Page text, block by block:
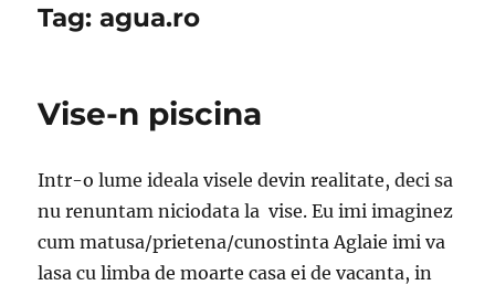
Tag:agua.ro
Vise-n piscina
Intr-o lume ideala visele devin realitate, deci sa
nu renuntam niciodata la vise. Eu imi imaginez
cum matusa/prietena/cunostinta Aglaie imi va
lasa cu limba de moarte casa ei de vacanta, in